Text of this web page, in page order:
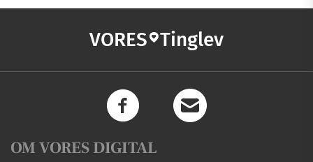
VORES Tinglev
OM VORES DIGITAL